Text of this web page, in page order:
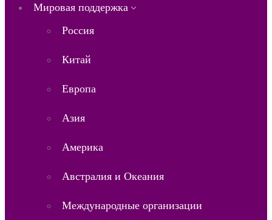
Мировая поддержка
Россия
Китай
Европа
Азия
Америка
Австралия и Океания
Международные организации